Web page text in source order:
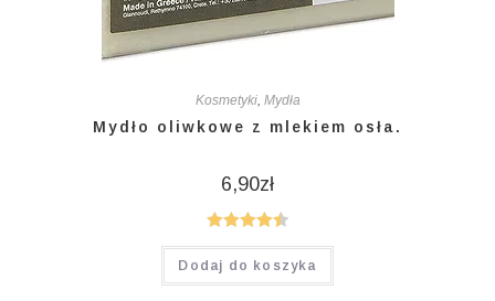
Kosmetyki, Mydła
Mydło oliwkowe z mlekiem osła.
6,90zł
Oceniono
4.50na 5
Dodaj do koszyka